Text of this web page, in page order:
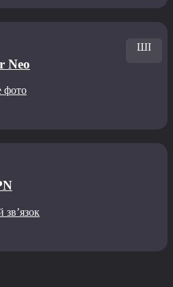
Neo
фото
ШІ
звʼязок